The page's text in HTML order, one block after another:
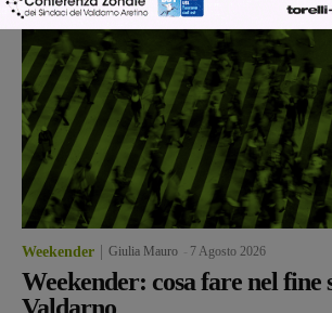
Weekender Giulia Mauro 7 Agosto 2026
Weekender: cosa fare nel fine